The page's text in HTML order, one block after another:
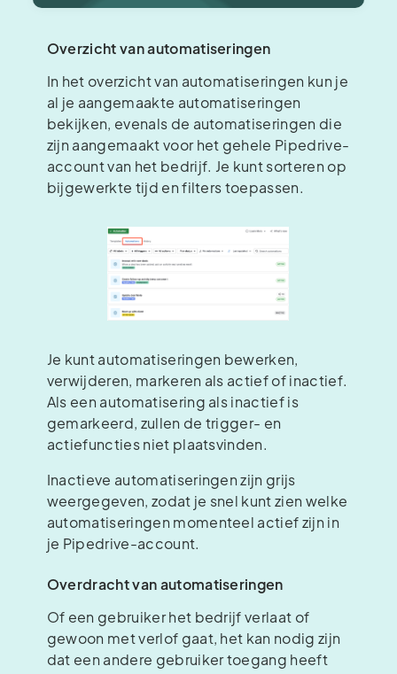
Overzicht van automatiseringen
In het overzicht van automatiseringen kun je
al je aangemaakte automatiseringen
bekijken, evenals de automatiseringen die
zijn aangemaakt voor het gehele Pipedrive-
account van het bedrijf. Je kunt sorteren op
bijgewerkte tijd en filters toepassen.
Je kunt automatiseringen bewerken,
verwijderen, markeren als actief of inactief.
Als een automatisering als inactief is
gemarkeerd, zullen de trigger- en
actiefuncties niet plaatsvinden.
Inactieve automatiseringen zijn grijs
weergegeven, zodat je snel kunt zien welke
automatiseringen momenteel actief zijn in
je Pipedrive-account.
Overdracht van automatiseringen
Of een gebruiker het bedrijf verlaat of
gewoon met verlof gaat, het kan nodig zijn
dat een andere gebruiker toegang heeft